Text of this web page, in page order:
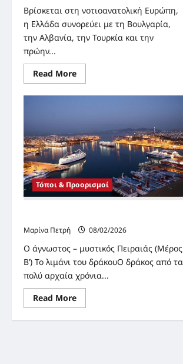
Βρίσκεται στη νοτιοανατολική Ευρώπη,
η Ελλάδα συνορεύει με τη Βουλγαρία,
την Αλβανία, την Τουρκία και την
πρώην...
Read MoreRead
more
Γεωγραφική
Τόποι & Προορισμοί
Μαρίνα Πετρή
08/02/2026
Ο άγνωστος – μυστικός Πειραιάς (Μέρος
Β’) Το λιμάνι του δράκουΟ δράκος από τα
πολύ αρχαία χρόνια...
Read MoreRead
more
Ο